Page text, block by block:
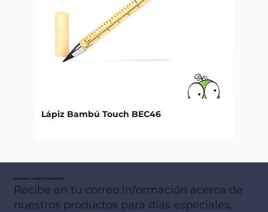
Lápiz Bambú Touch BEC46
Suscribete a Nuestro Newsletter
Recibe en tu correo información acerca de
nuestros productos para días especiales,